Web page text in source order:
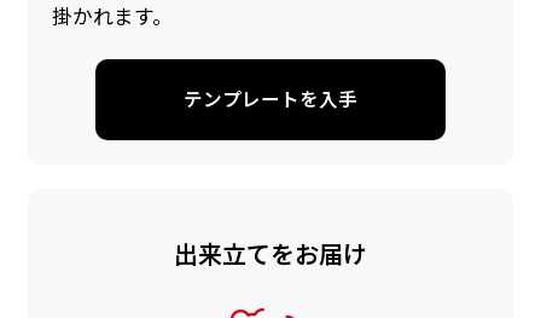
掛かれます。
テンプレートを入手
出来立てをお届け